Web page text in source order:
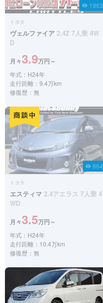
visibility 1963
トヨタ
ヴェルファイア 2.4Z 7人乗 4W
D
月々3.9万円～
年式：H24年
走行距離：9.4万km
修復歴：無
visibility 864
トヨタ
エスティマ 2.4アエラス 7人乗 4
WD
月々3.5万円～
年式：H24年
走行距離：10.4万km
修復歴：無